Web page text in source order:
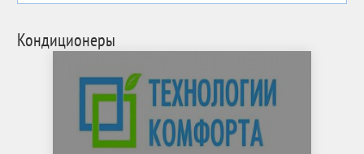
Кондиционеры